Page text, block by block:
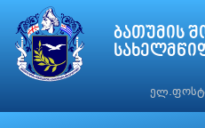
ბათუმის